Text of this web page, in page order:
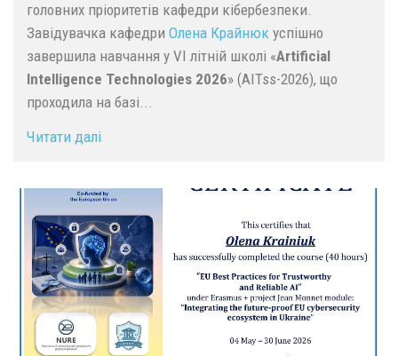
головних пріоритетів кафедри кібербезпеки.
Завідувачка кафедри Олена Крайнюк успішно
завершила навчання у VI літній школі «Artificial
Intelligence Technologies 2026» (AITss-2026), що
проходила на базі...
Читати далі